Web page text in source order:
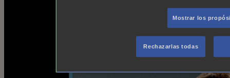
Mostrar los
Rechazarlas todas